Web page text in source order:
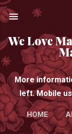
We Love
More
left. Mobile
HOME